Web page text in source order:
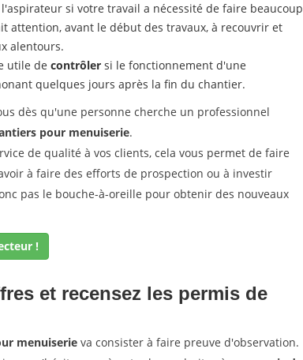
si votre travail a nécessité de faire beaucoup
attention, avant le début des travaux, à recouvrir et
alentours.
utile de contrôler si le fonctionnement d'une
quelques jours après la fin du chantier.
dès qu'une personne cherche un professionnel
pour menuiserie.
de qualité à vos clients, cela vous permet de faire
à faire des efforts de prospection ou à investir
pas le bouche-à-oreille pour obtenir des nouveaux
!
et recensez les permis de
menuiserie va consister à faire preuve d'observation.